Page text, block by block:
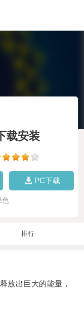
载安装
PC下载
色
排行
出巨大的能量，